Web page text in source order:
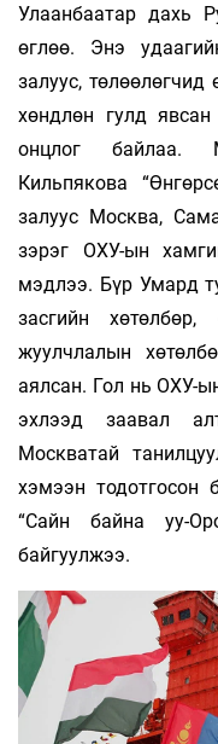
Улаанбаатар дахь
өглөө. Энэ
залуус,
хөндлөн гулд
онцлог байлаа.
Кильпякова
залуус Москва,
зэрэг ОХУ-ын
мэдлээ. Бүр Умард
засгийн хөтөлбөр,
жуулчлалын
аялсан. Гол нь ОХУ-
эхлээд заавал
Москватай
хэмээн тодотгосон
“Сайн байна уу-
байгуулжээ.